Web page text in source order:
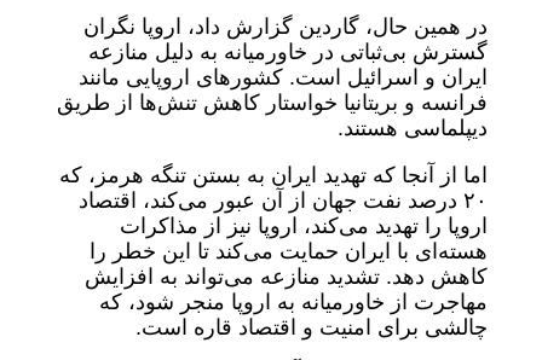
در همین حال، گاردین گزارش داد، اروپا نگران
گسترش بی‌ثباتی در خاورمیانه به دلیل منازعه
ایران و اسرائیل است. کشورهای اروپایی مانند
فرانسه و بریتانیا خواستار کاهش تنش‌ها از طریق
دیپلماسی هستند.
اما از آنجا که تهدید ایران به بستن تنگه هرمز، که
۲۰ درصد نفت جهان از آن عبور می‌کند، اقتصاد
اروپا را تهدید می‌کند، اروپا نیز از مذاکرات
هسته‌ای با ایران حمایت می‌کند تا این خطر را
کاهش دهد. تشدید منازعه می‌تواند به افزایش
مهاجرت از خاورمیانه به اروپا منجر شود، که
چالشی برای امنیت و اقتصاد قاره است.